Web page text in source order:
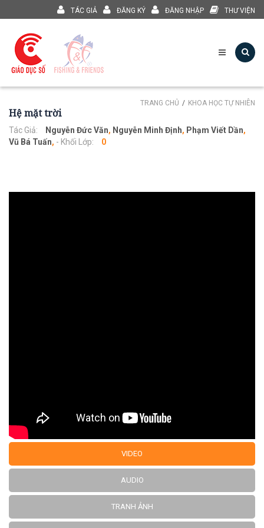
TÁC GIẢ ĐĂNG KÝ ĐĂNG NHẬP THƯ VIỆN
TRANG CHỦ KHOA HỌC TỰ NHIÊN
Hệ mặt trời
Tác Giả: Nguyễn Đức Văn, Nguyễn Minh Định, Phạm Viết Dần,
Vũ Bá Tuấn, - Khối Lớp: 0
VIDEO
AUDIO
TRANH ẢNH